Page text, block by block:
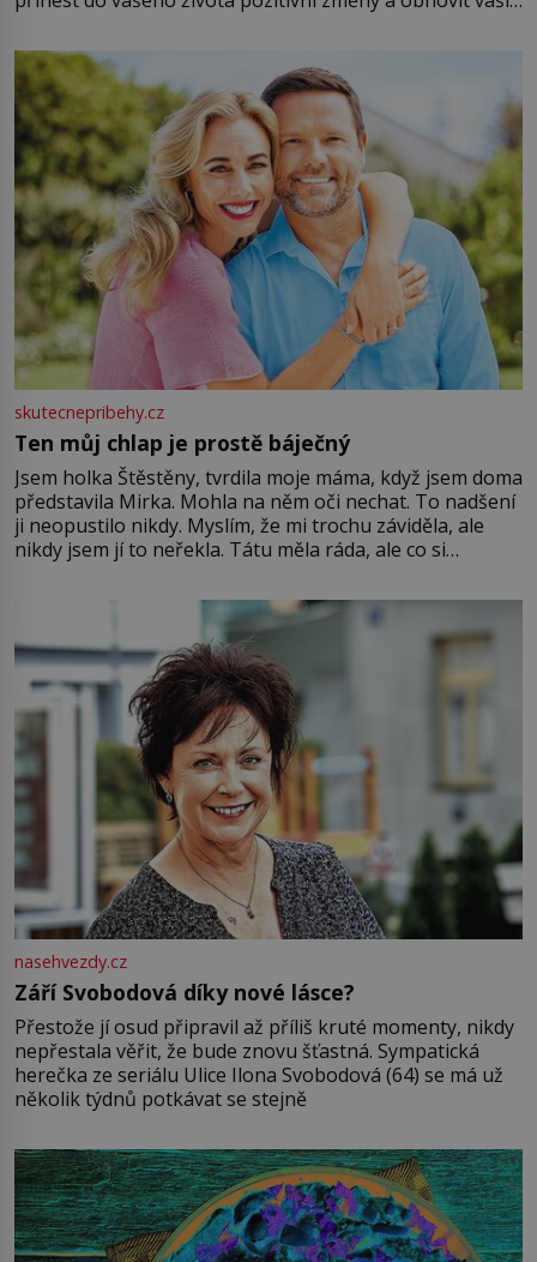
můžete obohatit své rituály a přinést do svého života
větší harmonii a klid. Je důležité
skutecnepribehy.cz
Ten můj chlap je prostě báječný
Jsem holka Štěstěny, tvrdila moje máma, když jsem doma
představila Mirka. Mohla na něm oči nechat. To nadšení
ji neopustilo nikdy. Myslím, že mi trochu záviděla, ale
nikdy jsem jí to neřekla. Tátu měla ráda, ale co si
Jsme spolu moc rádi Tehdy byla jiná doba, když
nasehvezdy.cz
Září Svobodová díky nové lásce?
Přestože jí osud připravil až příliš kruté momenty, nikdy
nepřestala věřit, že bude znovu šťastná. Sympatická
herečka ze seriálu Ulice Ilona Svobodová (64) se má už
několik týdnů potkávat se stejně